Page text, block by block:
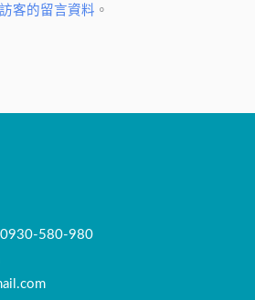
客的留言資料 。
0930-580-980